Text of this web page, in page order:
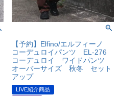
【予約】Elfino/エルフィーノ
コーデュロイパンツ EL-276
コーデュロイ ワイドパンツ
オーバーサイズ 秋冬 セット
アップ
LIVE紹介商品